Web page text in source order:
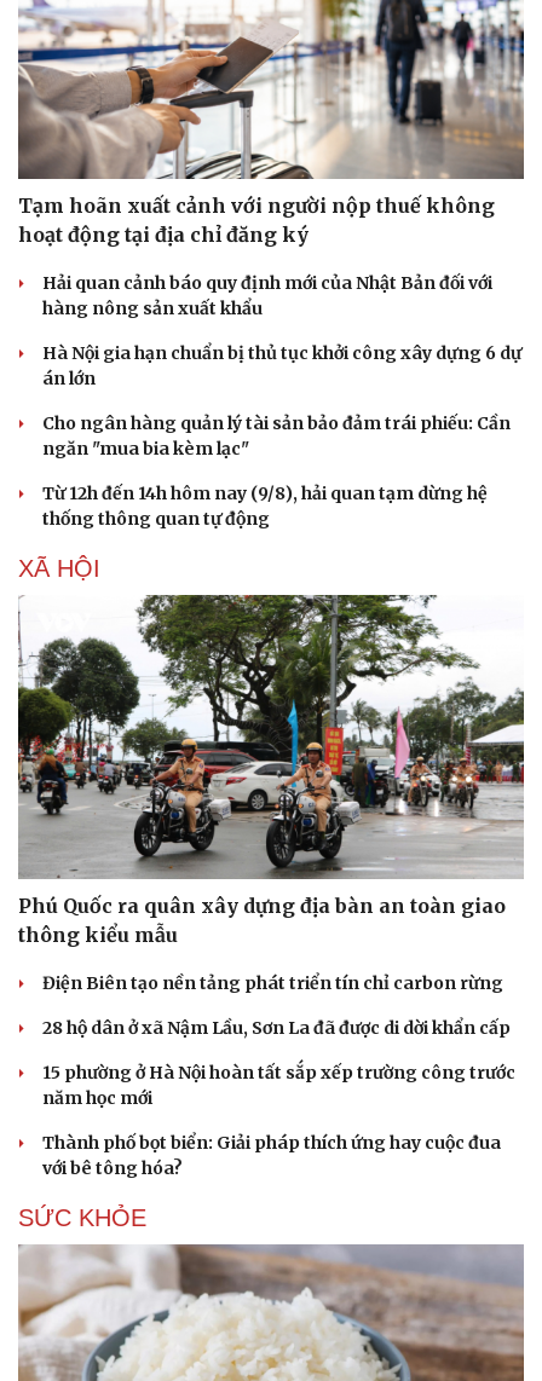
Săn Tour
Podcast
Đọc truyện đêm khuya
Kể chuyện cho bé
Tạm hoãn xuất cảnh với người nộp thuế không
hoạt động tại địa chỉ đăng ký
Hải quan cảnh báo quy định mới của Nhật Bản đối với
hàng nông sản xuất khẩu
Hà Nội gia hạn chuẩn bị thủ tục khởi công xây dựng 6 dự
án lớn
Cho ngân hàng quản lý tài sản bảo đảm trái phiếu: Cần
ngăn "mua bia kèm lạc"
Từ 12h đến 14h hôm nay (9/8), hải quan tạm dừng hệ
thống thông quan tự động
XÃ HỘI
Phú Quốc ra quân xây dựng địa bàn an toàn giao
thông kiểu mẫu
Điện Biên tạo nền tảng phát triển tín chỉ carbon rừng
28 hộ dân ở xã Nậm Lầu, Sơn La đã được di dời khẩn cấp
15 phường ở Hà Nội hoàn tất sắp xếp trường công trước
năm học mới
Thành phố bọt biển: Giải pháp thích ứng hay cuộc đua
với bê tông hóa?
SỨC KHỎE